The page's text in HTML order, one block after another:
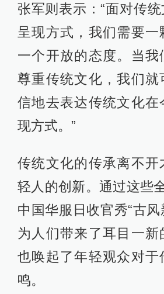
张军则表示：“面对传
呈现方式，我们需要一
一个开放的态度。当我
尊重传统文化，我们就
信地去表达传统文化在
现方式。”
传统文化的传承离不开
轻人的创新。通过这些
中国华服日收官秀“古风
为人们带来了耳目一新
也唤起了年轻观众对于
鸣。